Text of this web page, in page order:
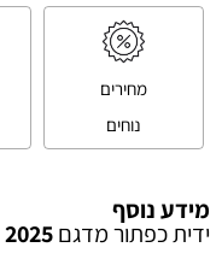
מחירים
נוחים
מידע נוסף
ידית כפתור מדגם